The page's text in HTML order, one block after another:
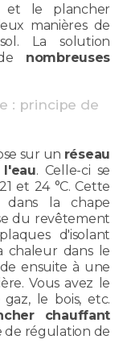
et le plancher
manières de
La solution
nombreuses
: principe de
sur un réseau
. Celle-ci se
et 24 °C. Cette
dans la chape
du revêtement
d'isolant
chaleur dans le
ensuite à une
Vous avez le
le bois, etc.
chauffant
de régulation de